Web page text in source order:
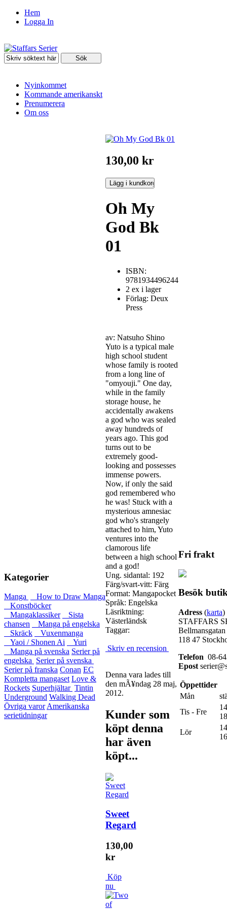
Hem
Logga In
Nyinkommet
Kommande amerikanskt
Prenumerera
Om oss
Kategorier
Manga
How to Draw Manga
Konstböcker
Mangaklassiker
Sista
chansen
Manga på engelska
Skräck
Vuxenmanga
Yaoi / Shonen Ai
Yuri
Manga på svenska Serier på
engelska Serier på svenska
Serier på franska Conan EC
Kompletta mangaset Love &
Rockets Superhjältar Tintin
Underground Walking Dead
Övriga varorAmerikanska
serietidningar
130,00 kr
Oh My
God Bk
01
ISBN:
9781934496244
2 ex i lager
Förlag: Deux
Press
av: Natsuho Shino
Yuto is a typical male
high school student
whose family is rooted
from a long line of
"omyouji." One day,
while in the family
storage house, he
accidentally awakens
a god who was sealed
away hundreds of
years ago. This god
turns out to be
extremely good-
looking and possesses
immense powers.
Now, if only the said
god remembered who
he was! Stuck with a
mysterious amnesiac
god who's strangely
attached to him, Yuto
ventures into the
clamorous life
between a high school
and a god!
Ung. sidantal: 192
Färg/svart-vitt: Färg
Format: Mangapocket
Språk: Engelska
Läsriktning:
Västerländsk
Taggar:
Skriv en recension
Denna vara lades till
den mÃ¥ndag 28 maj,
2012.
Kunder som
köpt denna
har även
köpt...
Sweet
Regard
130,00
kr
Köp
nu
Fri frakt
Besök
Adress (karta)
STAFFARS
Bellmansgatan
118 47
Telefon 08-
Epost
Öppettider
Mån
Tis - Fre
Lör